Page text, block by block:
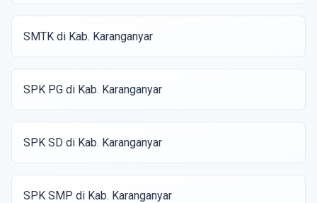
SMTK di Kab. Karanganyar
SPK PG di Kab. Karanganyar
SPK SD di Kab. Karanganyar
SPK SMP di Kab. Karanganyar